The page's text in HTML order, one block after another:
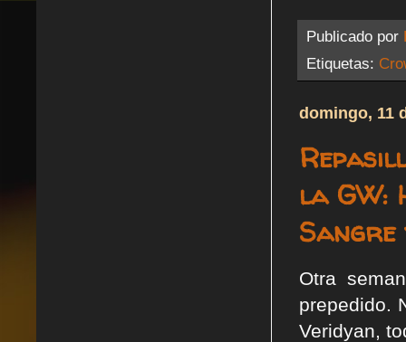
Publicado por
Etiquetas:
domingo, 11
la GW:
Sangre
Otra
prepedido.
Veridyan,